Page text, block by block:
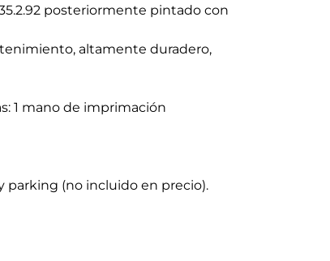
posteriormente pintado con
altamente duradero,
1 mano de imprimación
parking (no incluido en precio).